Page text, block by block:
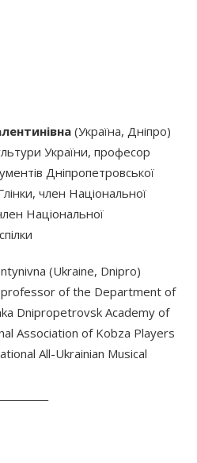
(Україна, Дніпро)
України, професор
Дніпропетровської
член Національної
Національної
(Ukraine, Dnipro)
of the Department of
Dnipropetrovsk Academy of
Association of Kobza Players
All-Ukrainian Musical